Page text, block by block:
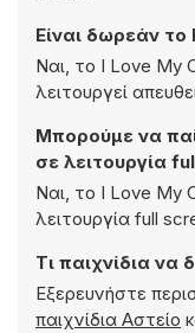
Είναι δωρεάν
Ναι, το I Love My
λειτουργεί
Μπορούμε να
σε λειτουργία
Ναι, το I Love My
λειτουργία full
Τι παιχνίδια να
Εξερευνήστε
παιχνίδια Αστείο